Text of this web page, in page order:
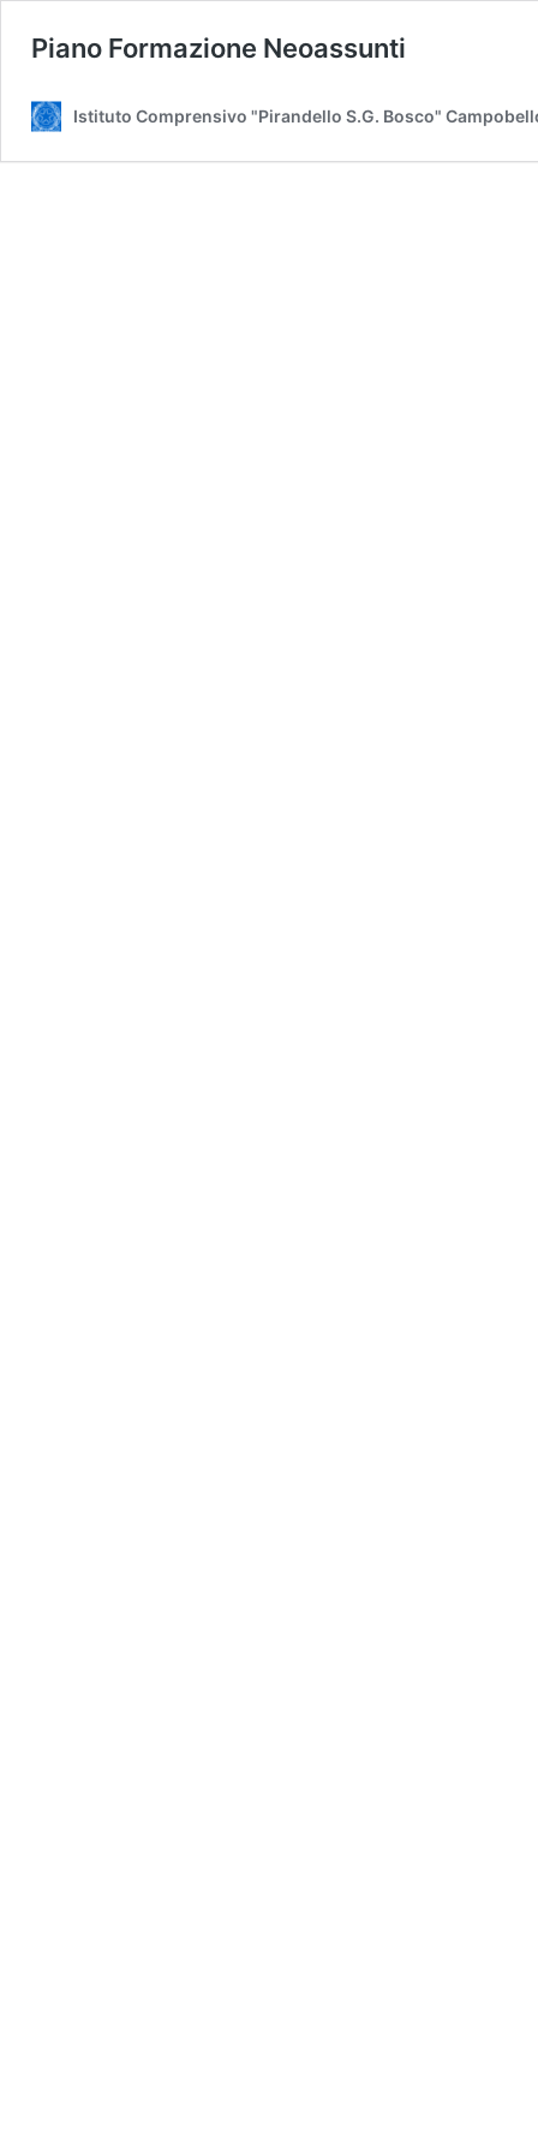
Piano Formazione Neoassunti
Istituto Comprensivo "Pirandello S.G. Bosco"